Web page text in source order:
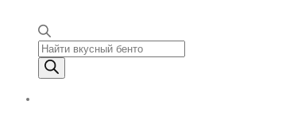
Поиск товаров